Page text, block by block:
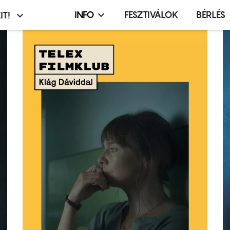
Infó,
terembérlés
menü
INFO FESZTIVÁLOK BÉRLÉS